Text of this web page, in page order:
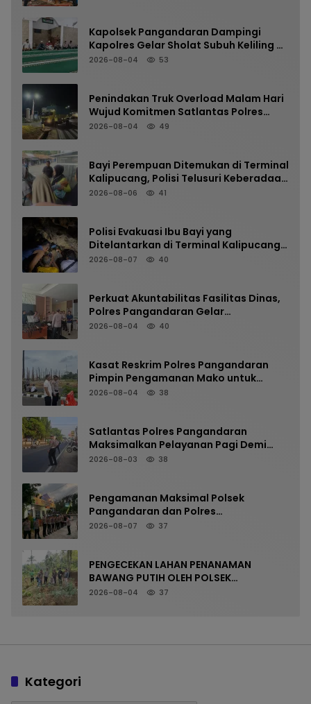
Kapolsek Pangandaran Dampingi
Kapolres Gelar Sholat Subuh Keliling di
Masjid Jami Al-Furqon, Pererat
2026-08-04 53
Penindakan Truk Overload Malam Hari
Wujud Komitmen Satlantas Polres
Pangandaran Menjaga Keselamatan
2026-08-04 49
Bayi Perempuan Ditemukan di Terminal
Kalipucang, Polisi Telusuri Keberadaan
Orang Tua
2026-08-06 41
Polisi Evakuasi Ibu Bayi yang
Ditelantarkan di Terminal Kalipucang
dari Dalam Goa
2026-08-07 40
Perkuat Akuntabilitas Fasilitas Dinas,
Polres Pangandaran Gelar
Pemeriksaan Senpi Berkala
2026-08-04 40
Kasat Reskrim Polres Pangandaran
Pimpin Pengamanan Mako untuk
Perkuat Kesiapsiagaan Personel
2026-08-04 38
Satlantas Polres Pangandaran
Maksimalkan Pelayanan Pagi Demi
Kelancaran Arus Kendaraan
2026-08-03 38
Pengamanan Maksimal Polsek
Pangandaran dan Polres
Pangandaran, Nobar Final Piala
2026-08-07 37
PENGECEKAN LAHAN PENANAMAN
BAWANG PUTIH OLEH POLSEK
LANGKAPLANCAR DUKUNG PROGRAM
2026-08-04 37
Kategori